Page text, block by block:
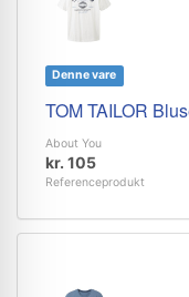
Denne vare
TOM TAILOR
About You
kr. 105
Referenceprodukt